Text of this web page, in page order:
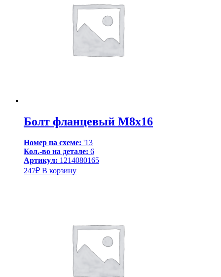
Болт фланцевый M8x16
Номер на схеме: '13
Кол.-во на детале: 6
Артикул: 1214080165
247₽ В корзину